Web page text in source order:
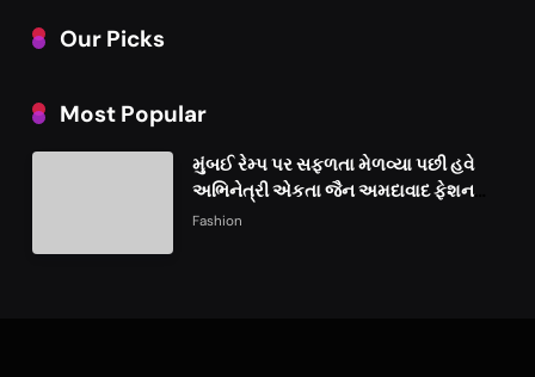
Our Picks
Most Popular
મુંબઈ રેમ્પ પર સફળતા મેળવ્યા પછી હવે
અભિનેત્રી એકતા જૈન અમદાવાદ ફેશન
વીકમાં પોતાની પ્રતિભા પ્રદર્શિત કરશે
Fashion